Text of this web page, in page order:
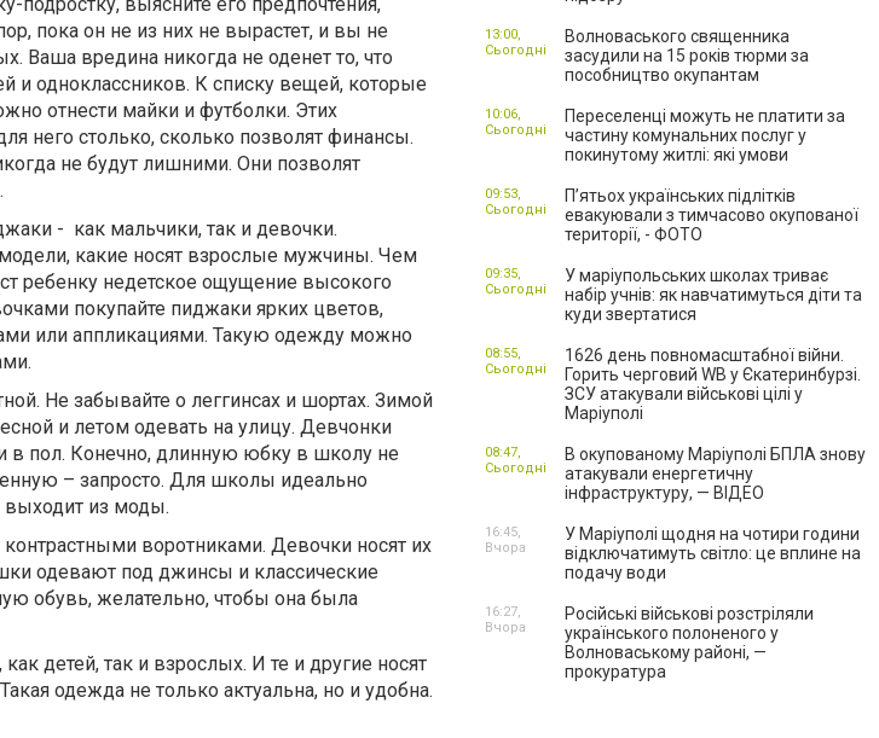
пока он не из них не вырастет, и вы не
Ваша вредина никогда не оденет то, что
и одноклассников. К списку вещей, которые
отнести майки и футболки. Этих
него столько, сколько позволят финансы.
не будут лишними. Они позволят
- как мальчики, так и девочки.
какие носят взрослые мужчины. Чем
ребенку недетское ощущение высокого
покупайте пиджаки ярких цветов,
или аппликациями. Такую одежду можно
Не забывайте о леггинсах и шортах. Зимой
и летом одевать на улицу. Девчонки
пол. Конечно, длинную юбку в школу не
– запросто. Для школы идеально
выходит из моды.
воротниками. Девочки носят их
одевают под джинсы и классические
обувь, желательно, чтобы она была
детей, так и взрослых. И те и другие носят
одежда не только актуальна, но и удобна.
Волноваського священника
засудили на 15 років тюрми за
пособництво окупантам
13:00,
Сьогодні
Переселенці можуть не платити за
частину комунальних послуг у
покинутому житлі: які умови
10:06,
Сьогодні
П’ятьох українських підлітків
евакуювали з тимчасово окупованої
території, - ФОТО
09:53,
Сьогодні
У маріупольських школах триває
набір учнів: як навчатимуться діти та
куди звертатися
09:35,
Сьогодні
1626 день повномасштабної війни.
Горить черговий WB у Єкатеринбурзі.
ЗСУ атакували військові цілі у
Маріуполі
08:55,
Сьогодні
В окупованому Маріуполі БПЛА знову
атакували енергетичну
інфраструктуру, — ВІДЕО
08:47,
Сьогодні
У Маріуполі щодня на чотири години
відключатимуть світло: це вплине на
подачу води
16:45,
Вчора
Російські військові розстріляли
українського полоненого у
Волноваському районі, —
прокуратура
16:27,
Вчора